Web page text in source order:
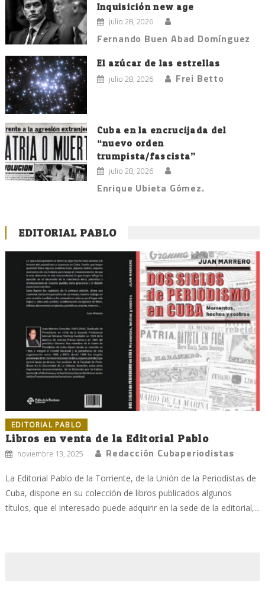
Inquisición new age
julio 28, 2026
Fernando Buen Abad Domínguez
El azúcar de las estrellas
julio 28, 2026 Frei Betto
Cuba en la encrucijada del
“nuevo orden
trumpista/fascista”
julio 28, 2026
Enrique Ubieta Gómez.
EDITORIAL PABLO
EDITORIAL PABLO
Libros en venta de la Editorial Pablo
noviembre 13, 2025 Redacción Cubaperiodistas
La Editorial Pablo de la Torriente, de la Unión de la Periodistas de
Cuba, dispone en su colección de libros publicados algunos
títulos, que el interesado puede adquirir en la sede de la editorial,...